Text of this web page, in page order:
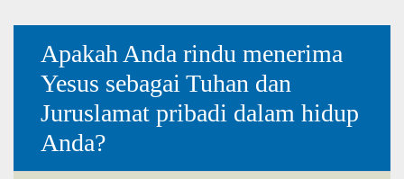
Apakah Anda rindu menerima
Yesus sebagai Tuhan dan
Juruslamat pribadi dalam hidup
Anda?